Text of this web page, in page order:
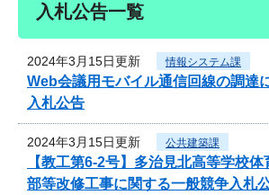
入札公告一覧
2024年3月15日更新 情報システム課
Web会議用モバイル通信回線の調達
入札公告
2024年3月15日更新 公共建築課
【教工第6-2号】多治見北高等学校
部等改修工事に関する一般競争入札